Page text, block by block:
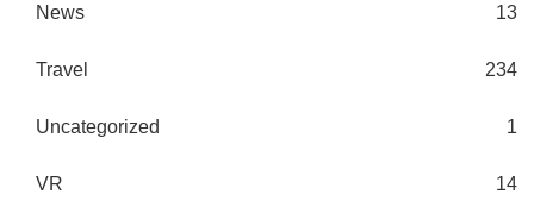
News 13
Travel 234
Uncategorized 1
VR 14